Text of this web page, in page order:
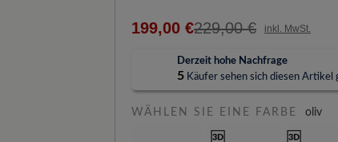
199,00 €229,00 € inkl. MwSt.
Derzeit hohe Nachfrage
5 Käufer sehen sich diesen Artikel
WÄHLEN SIE EINE FARBE oliv